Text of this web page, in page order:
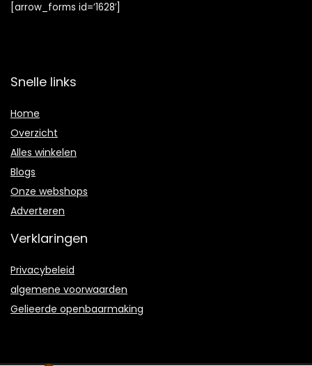
[arrow_forms id=’1628′]
Snelle links
Home
Overzicht
Alles winkelen
Blogs
Onze webshops
Adverteren
Verklaringen
Privacybeleid
algemene voorwaarden
Gelieerde openbaarmaking